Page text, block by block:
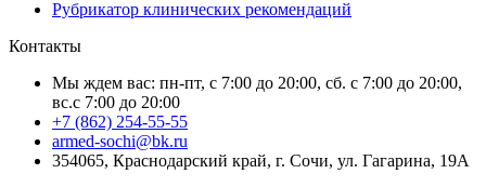
Рубрикатор клинических рекомендаций
Контакты
Мы ждем вас: пн-пт, с 7:00 до 20:00, сб. с 7:00 до 20:00,
вс.с 7:00 до 20:00
+7 (862) 254-55-55
armed-sochi@bk.ru
354065, Краснодарский край, г. Сочи, ул. Гагарина, 19А